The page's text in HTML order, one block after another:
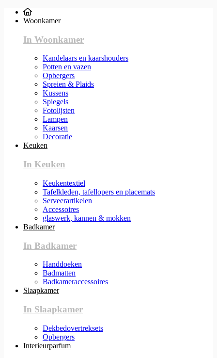
Woonkamer
In Woonkamer
Kandelaars en kaarshouders
Potten en vazen
Opbergers
Spreien & Plaids
Kussens
Spiegels
Fotolijsten
Lampen
Kaarsen
Decoratie
Keuken
In Keuken
Keukentextiel
Tafelkleden, tafellopers en placemats
Serveerartikelen
Accessoires
glaswerk, kannen & mokken
Badkamer
In Badkamer
Handdoeken
Badmatten
Badkameraccessoires
Slaapkamer
In Slaapkamer
Dekbedovertreksets
Opbergers
Interieurparfum